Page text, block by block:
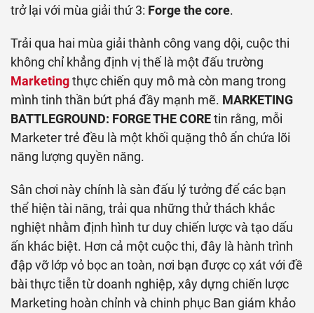
trở lại với mùa giải thứ 3: Forge the core.
Trải qua hai mùa giải thành công vang dội, cuộc thi
không chỉ khẳng định vị thế là một đấu trường
Marketingthực chiến quy mô mà còn mang trong
mình tinh thần bứt phá đầy mạnh mẽ. MARKETING
BATTLEGROUND: FORGE THE COREtin rằng, mỗi
Marketer trẻ đều là một khối quặng thô ẩn chứa lõi
năng lượng quyền năng.
Sân chơi này chính là sàn đấu lý tưởng để các bạn
thể hiện tài năng, trải qua những thử thách khắc
nghiệt nhằm định hình tư duy chiến lược và tạo dấu
ấn khác biệt. Hơn cả một cuộc thi, đây là hành trình
đập vỡ lớp vỏ bọc an toàn, nơi bạn được cọ xát với đề
bài thực tiễn từ doanh nghiệp, xây dựng chiến lược
Marketing hoàn chỉnh và chinh phục Ban giám khảo